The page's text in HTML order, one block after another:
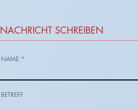
NACHRICHT SCHREIBEN
NAME
BETREFF